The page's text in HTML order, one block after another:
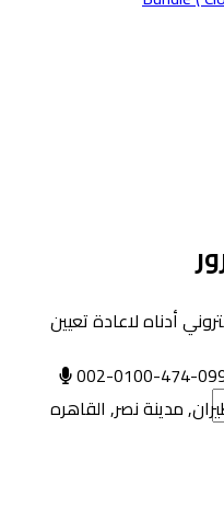
أدناه لاعادة تعيين
002-0100-474-